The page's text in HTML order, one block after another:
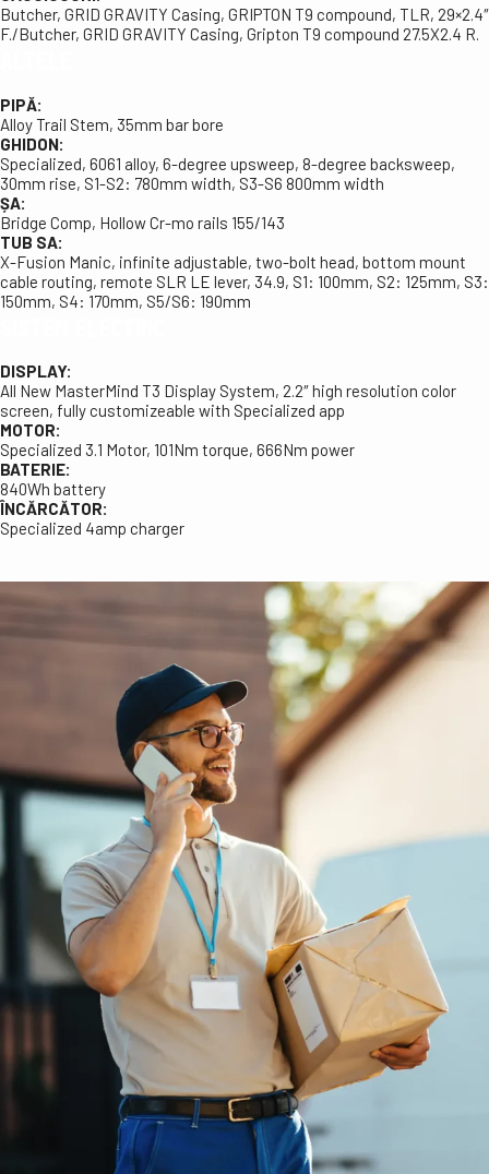
Butcher, GRID GRAVITY Casing, GRIPTON T9 compound, TLR, 29×2.4″
F./Butcher, GRID GRAVITY Casing, Gripton T9 compound 27.5X2.4 R.
PIPĂ:
Alloy Trail Stem, 35mm bar bore
GHIDON:
Specialized, 6061 alloy, 6-degree upsweep, 8-degree backsweep,
30mm rise, S1-S2: 780mm width, S3-S6 800mm width
ȘA:
Bridge Comp, Hollow Cr-mo rails 155/143
TUB SA:
X-Fusion Manic, infinite adjustable, two-bolt head, bottom mount
cable routing, remote SLR LE lever, 34.9, S1: 100mm, S2: 125mm, S3:
150mm, S4: 170mm, S5/S6: 190mm
DISPLAY:
All New MasterMind T3 Display System, 2.2″ high resolution color
screen, fully customizeable with Specialized app
MOTOR:
Specialized 3.1 Motor, 101Nm torque, 666Nm power
BATERIE:
840Wh battery
ÎNCĂRCĂTOR:
Specialized 4amp charger